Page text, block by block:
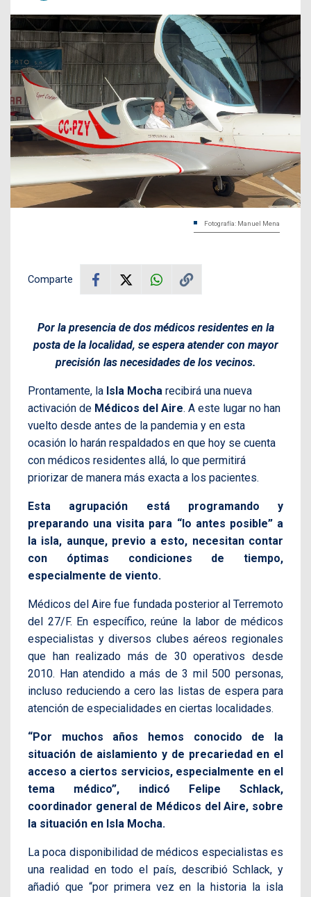
Fotografía: Manuel Mena
Comparte
Por la presencia de dos médicos residentes en la
posta de la localidad, se espera atender con mayor
precisión las necesidades de los vecinos.
Prontamente, la Isla Mocha recibirá una nueva
activación de Médicos del Aire. A este lugar no han
vuelto desde antes de la pandemia y en esta
ocasión lo harán respaldados en que hoy se cuenta
con médicos residentes allá, lo que permitirá
priorizar de manera más exacta a los pacientes.
Esta agrupación está programando y
preparando una visita para “lo antes posible” a
la isla, aunque, previo a esto, necesitan contar
con óptimas condiciones de tiempo,
especialmente de viento.
Médicos del Aire fue fundada posterior al Terremoto
del 27/F. En específico, reúne la labor de médicos
especialistas y diversos clubes aéreos regionales
que han realizado más de 30 operativos desde
2010. Han atendido a más de 3 mil 500 personas,
incluso reduciendo a cero las listas de espera para
atención de especialidades en ciertas localidades.
“Por muchos años hemos conocido de la
situación de aislamiento y de precariedad en el
acceso a ciertos servicios, especialmente en el
tema médico”, indicó Felipe Schlack,
coordinador general de Médicos del Aire, sobre
la situación en Isla Mocha.
La poca disponibilidad de médicos especialistas es
una realidad en todo el país, describió Schlack, y
añadió que “por primera vez en la historia la isla